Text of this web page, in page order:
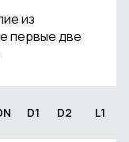
из
первые две
D1 D2 L1